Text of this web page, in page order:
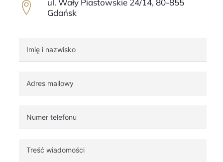
ul. Wały Piastowskie 24/14, 80-855
Gdańsk